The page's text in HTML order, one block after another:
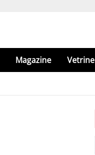
Magazine Vetrine